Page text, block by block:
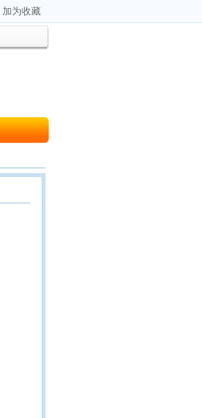
加为收藏